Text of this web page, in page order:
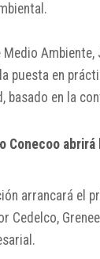
Medio Ambiente,
puesta en
basado en la
Conecoo
arrancará el
Cedelco, Grenee
.